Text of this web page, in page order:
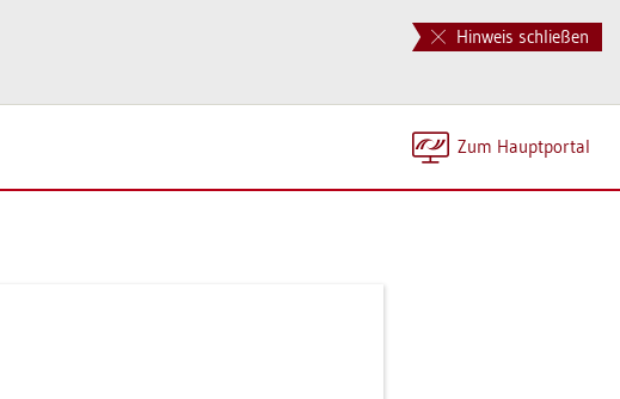
Hinweis schließen
Zum Haupt­por­tal